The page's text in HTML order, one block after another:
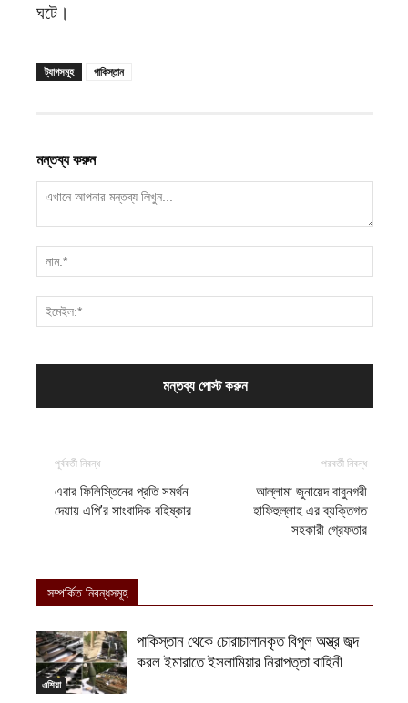
ঘটে।
ট্যাগসমূহ পাকিস্তান
মন্তব্য করুন
পূর্ববর্তী নিবন্ধ
এবার ফিলিস্তিনের প্রতি সমর্থন
দেয়ায় এপি’র সাংবাদিক বহিষ্কার
পরবর্তী নিবন্ধ
আল্লামা জুনায়েদ বাবুনগরী
হাফিহুল্লাহ এর ব্যক্তিগত
সহকারী গ্রেফতার
সম্পর্কিত নিবন্ধসমূহ
এশিয়া
পাকিস্তান থেকে চোরাচালানকৃত বিপুল অস্ত্র জব্দ
করল ইমারাতে ইসলামিয়ার নিরাপত্তা বাহিনী